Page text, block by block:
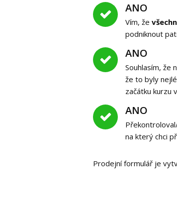
ANO
Vím, že
podniknout
ANO
Souhlasím, že
že to byly
začátku kurzu
ANO
na který chci
Prodejní formulář je